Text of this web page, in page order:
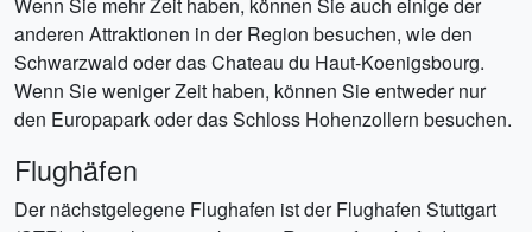
anderen Attraktionen in der Region besuchen, wie den
Schwarzwald oder das Chateau du Haut-Koenigsbourg.
Wenn Sie weniger Zeit haben, können Sie entweder nur
den Europapark oder das Schloss Hohenzollern besuchen.
Flughäfen
Der nächstgelegene Flughafen ist der Flughafen Stuttgart